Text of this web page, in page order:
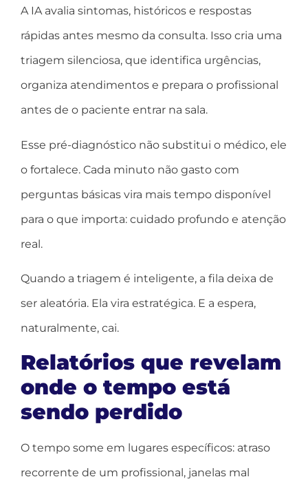
A IA avalia sintomas, históricos e respostas
rápidas antes mesmo da consulta. Isso cria uma
triagem silenciosa, que identifica urgências,
organiza atendimentos e prepara o profissional
antes de o paciente entrar na sala.
Esse pré-diagnóstico não substitui o médico, ele
o fortalece. Cada minuto não gasto com
perguntas básicas vira mais tempo disponível
para o que importa: cuidado profundo e atenção
real.
Quando a triagem é inteligente, a fila deixa de
ser aleatória. Ela vira estratégica. E a espera,
naturalmente, cai.
Relatórios que revelam
onde o tempo está
sendo perdido
O tempo some em lugares específicos: atraso
recorrente de um profissional, janelas mal